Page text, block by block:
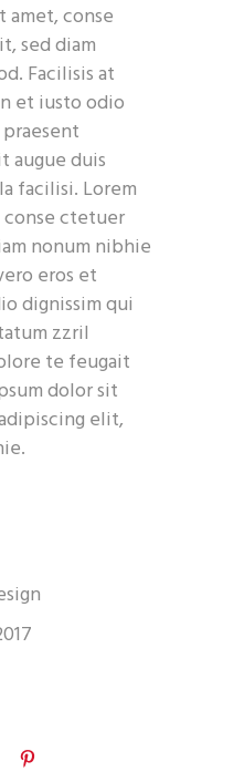
amet, conse
sed diam
Facilisis at
et iusto odio
augue duis
facilisi. Lorem
ctetuer
nonum nibhie
eros et
dignissim qui
zzril
te feugait
dolor sit
elit,